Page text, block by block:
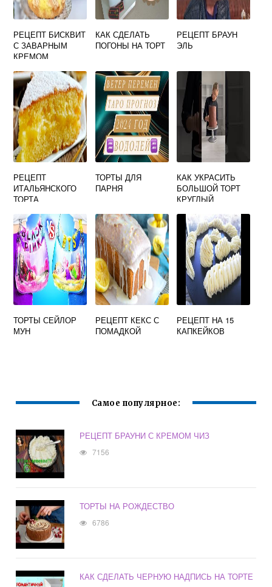
РЕЦЕПТ БИСКВИТ
С ЗАВАРНЫМ
КРЕМОМ
КАК СДЕЛАТЬ
ПОГОНЫ НА ТОРТ
РЕЦЕПТ БРАУН
ЭЛЬ
РЕЦЕПТ
ИТАЛЬЯНСКОГО
ТОРТА
ТОРТЫ ДЛЯ
ПАРНЯ
КАК УКРАСИТЬ
БОЛЬШОЙ ТОРТ
КРУГЛЫЙ
ТОРТЫ СЕЙЛОР
МУН
РЕЦЕПТ КЕКС С
ПОМАДКОЙ
РЕЦЕПТ НА 15
КАПКЕЙКОВ
Самое популярное:
РЕЦЕПТ БРАУНИ С КРЕМОМ ЧИЗ
7156
ТОРТЫ НА РОЖДЕСТВО
6786
КАК СДЕЛАТЬ ЧЕРНУЮ НАДПИСЬ НА ТОРТЕ